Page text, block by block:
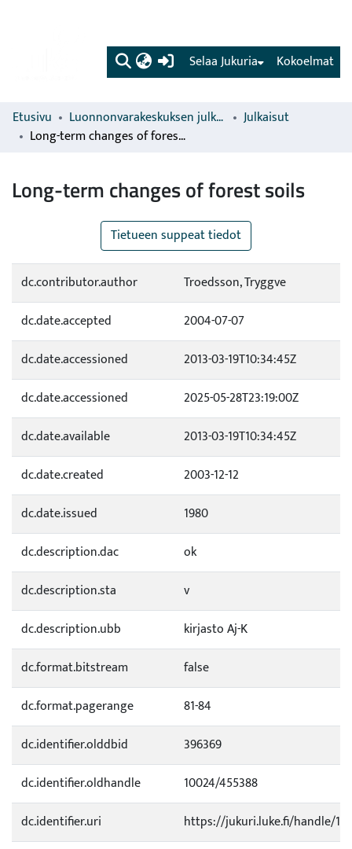
(current) Kokoelmat
Selaa Jukuria
Etusivu Luonnonvarakeskuksen julkaisut
Julkaisut
Long-term changes of forest soils
Long-term changes of forest soils
Tietueen suppeat tiedot
dc.contributor.author
Troedsson, Tryggve
dc.date.accepted
2004-07-07
dc.date.accessioned
2013-03-19T10:34:45Z
dc.date.accessioned
2025-05-28T23:19:00Z
dc.date.available
2013-03-19T10:34:45Z
dc.date.created
2003-12-12
dc.date.issued
1980
dc.description.dac
ok
dc.description.sta
v
dc.description.ubb
kirjasto Aj-K
dc.format.bitstream
false
dc.format.pagerange
81-84
dc.identifier.olddbid
396369
dc.identifier.oldhandle
10024/455388
dc.identifier.uri
https://jukuri.luke.fi/handle/